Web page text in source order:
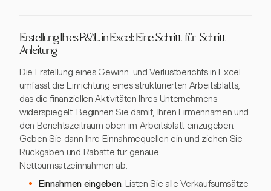
Erstellung Ihres P&L in Excel: Eine Schritt-für-Schritt-
Anleitung
Die Erstellung eines Gewinn- und Verlustberichts in Excel
umfasst die Einrichtung eines strukturierten Arbeitsblatts,
das die finanziellen Aktivitäten Ihres Unternehmens
widerspiegelt. Beginnen Sie damit, Ihren Firmennamen und
den Berichtszeitraum oben im Arbeitsblatt einzugeben.
Geben Sie dann Ihre Einnahmequellen ein und ziehen Sie
Rückgaben und Rabatte für genaue
Nettoumsatzeinnahmen ab.
Einnahmen eingeben: Listen Sie alle Verkaufsumsätze